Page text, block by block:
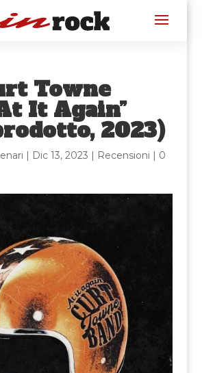
Towne
It Again”
2023)
| Dic 13, 2023 | Recensioni | 0